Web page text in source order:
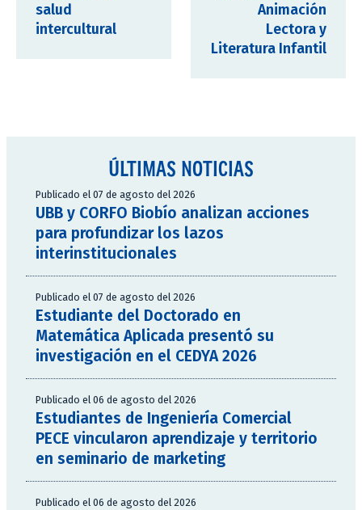
salud
intercultural
Animación
Lectora y
Literatura Infantil
ÚLTIMAS NOTICIAS
Publicado el 07 de agosto del 2026
UBB y CORFO Biobío analizan acciones
para profundizar los lazos
interinstitucionales
Publicado el 07 de agosto del 2026
Estudiante del Doctorado en
Matemática Aplicada presentó su
investigación en el CEDYA 2026
Publicado el 06 de agosto del 2026
Estudiantes de Ingeniería Comercial
PECE vincularon aprendizaje y territorio
en seminario de marketing
Publicado el 06 de agosto del 2026